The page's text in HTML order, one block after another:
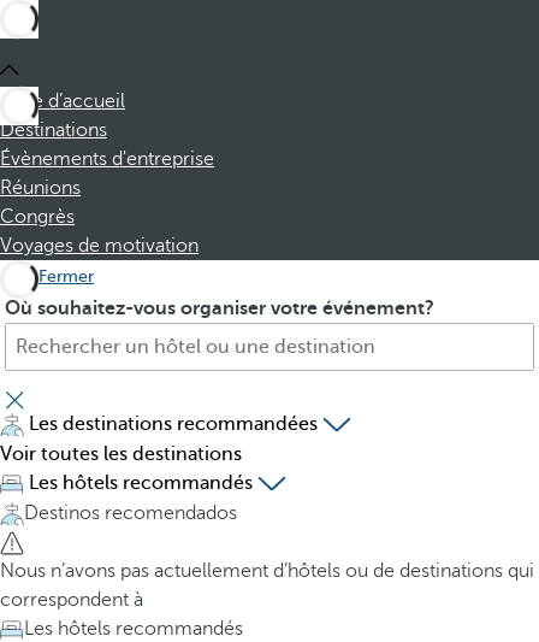
Page d’accueil
Destinations
Évènements d'entreprise
Réunions
Congrès
Voyages de motivation
Fermer
Où souhaitez-vous organiser votre événement?
H
t
e
l
,
d
e
s
t
i
n
P
e
s
s
i
n
g
t
h
e
d
Les destinations recommandées
Voir toutes les destinations
Les hôtels recommandés
Destinos recomendados
Nous n’avons pas actuellement d’hôtels ou de destinations qui
correspondent à
Les hôtels recommandés